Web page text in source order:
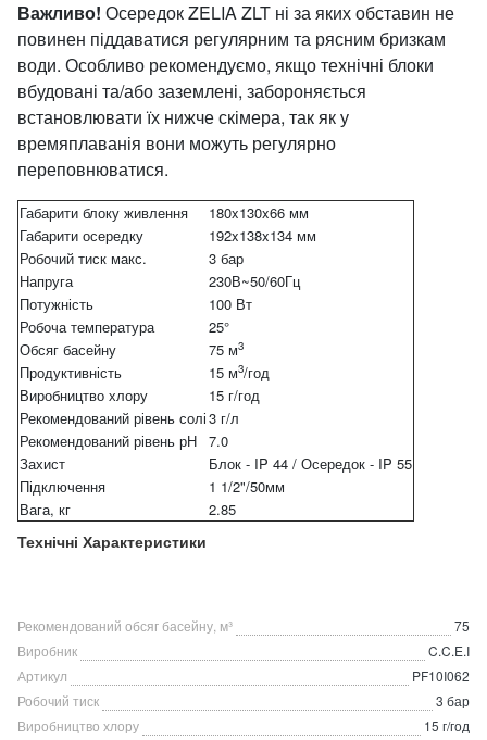
Важливо! Осередок ZELIA ZLT ні за яких обставин не
повинен піддаватися регулярним та рясним бризкам
води. Особливо рекомендуємо, якщо технічні блоки
вбудовані та/або заземлені, забороняється
встановлювати їх нижче скімера, так як у
времяплаванія вони можуть регулярно
переповнюватися.
Технічні Характеристики
Габарити блоку живлення
180x130x66 мм
Габарити осередку
192x138x134 мм
Робочий тиск макс.
3 бар
Напруга
230В~50/60Гц
Потужність
100 Вт
Робоча температура
25°
Обсяг басейну
75 м3
Продуктивність 15 м3/год
Виробництво хлору
15 г/год
Рекомендований рівень солі3 г/л
Рекомендований рівень рН 7.0
Захист
Блок - IP 44 / Осередок - IP 55
Підключення
1 1/2"/50мм
Вага, кг
2.85
Рекомендований обсяг басейну, м³
75
Виробник
C.C.E.I
Артикул
PF10I062
Робочий тиск
3 бар
Виробництво хлору
15 г/год